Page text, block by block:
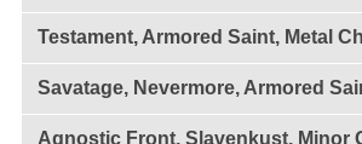
Testament, Armored Saint, Metal
Savatage, Nevermore, Armored
Agnostic Front, Slavenkust, Minor